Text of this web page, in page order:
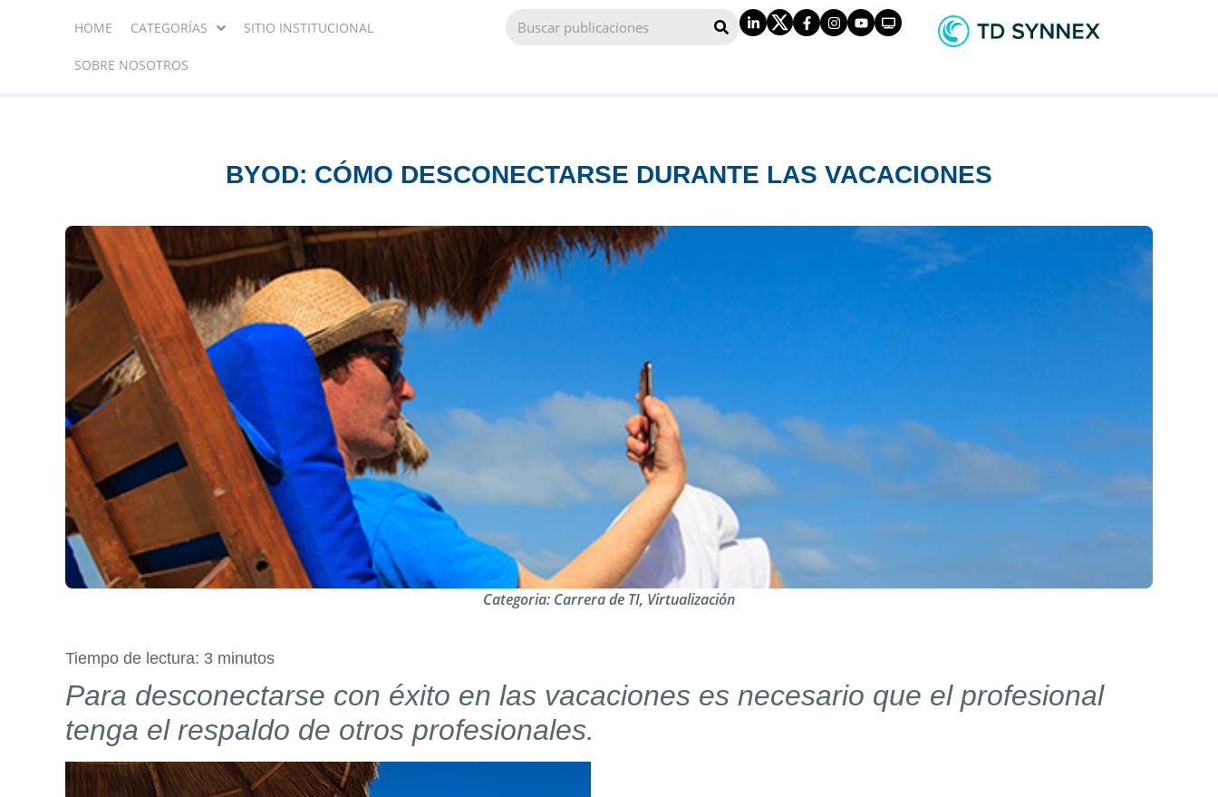
HOME CATEGORÍAS SITIO INSTITUCIONAL
SOBRE NOSOTROS
BYOD: CÓMO DESCONECTARSE DURANTE LAS VACACIONES
Categoria: Carrera de TI, Virtualización
Tiempo de lectura: 3 minutos
Para desconectarse con éxito en las vacaciones es necesario que el profesional
tenga el respaldo de otros profesionales.